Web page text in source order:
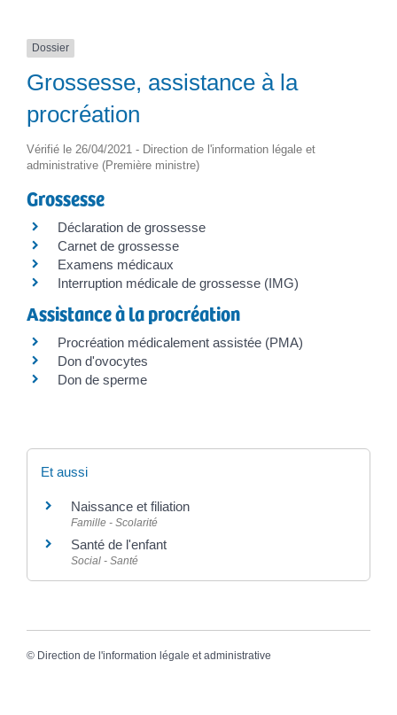
Dossier
Grossesse, assistance à la
procréation
Vérifié le 26/04/2021 - Direction de l'information légale et
administrative (Première ministre)
Grossesse
Déclaration de grossesse
Carnet de grossesse
Examens médicaux
Interruption médicale de grossesse (IMG)
Assistance à la procréation
Procréation médicalement assistée (PMA)
Don d'ovocytes
Don de sperme
Et aussi
Naissance et filiation
Famille - Scolarité
Santé de l'enfant
Social - Santé
© Direction de l'information légale et administrative